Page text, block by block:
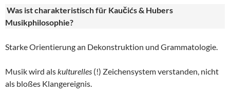
Was ist charakteristisch für Kaučićs & Hubers
Musikphilosophie?
Starke Orientierung an Dekonstruktion und Grammatologie.
Musik wird alskulturelles (!) Zeichensystem verstanden, nicht
als bloßes Klangereignis.